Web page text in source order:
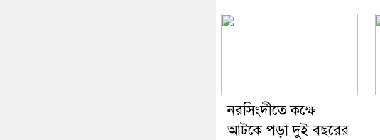
নরসিংদীতে কক্ষে
আটকে পড়া দুই বছরের